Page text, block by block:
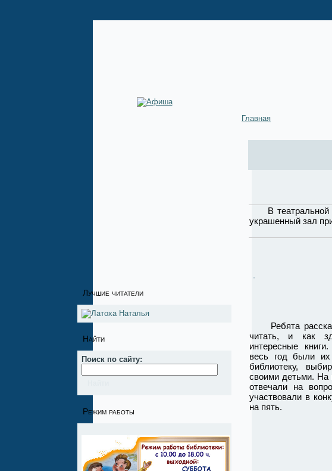
Лучшие читатели
Найти
Поиск по сайту:
Режим работы
Главная
В театральной
украшенный зал
Ребята
читать, и как
интересные
весь год были
библиотеку,
своими детьми. На
отвечали на
участвовали в
на пять.